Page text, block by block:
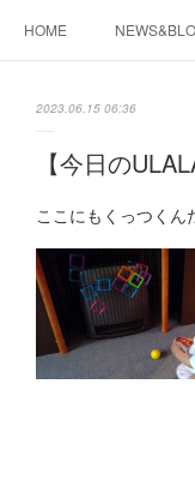
HOME
2023.06.15 06:36
【今日の
ここにもくっつくん